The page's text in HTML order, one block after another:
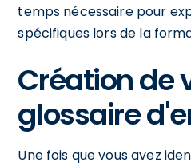
temps nécessaire pour
spécifiques lors de la
Création de
glossaire
Une fois que vous avez